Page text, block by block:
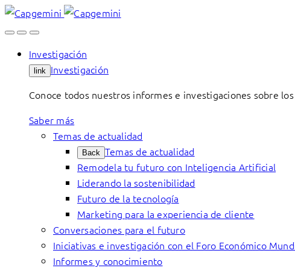
Skip
to
Investigación
link Investigación
Conoce todos nuestros informes e investigaciones sobre
Saber más
Temas de actualidad
Back Temas de actualidad
Remodela tu futuro con Inteligencia Artificial
Liderando la sostenibilidad
Futuro de la tecnología
Marketing para la experiencia de cliente
Conversaciones para el futuro
Iniciativas e investigación con el Foro Económico
Informes y conocimiento